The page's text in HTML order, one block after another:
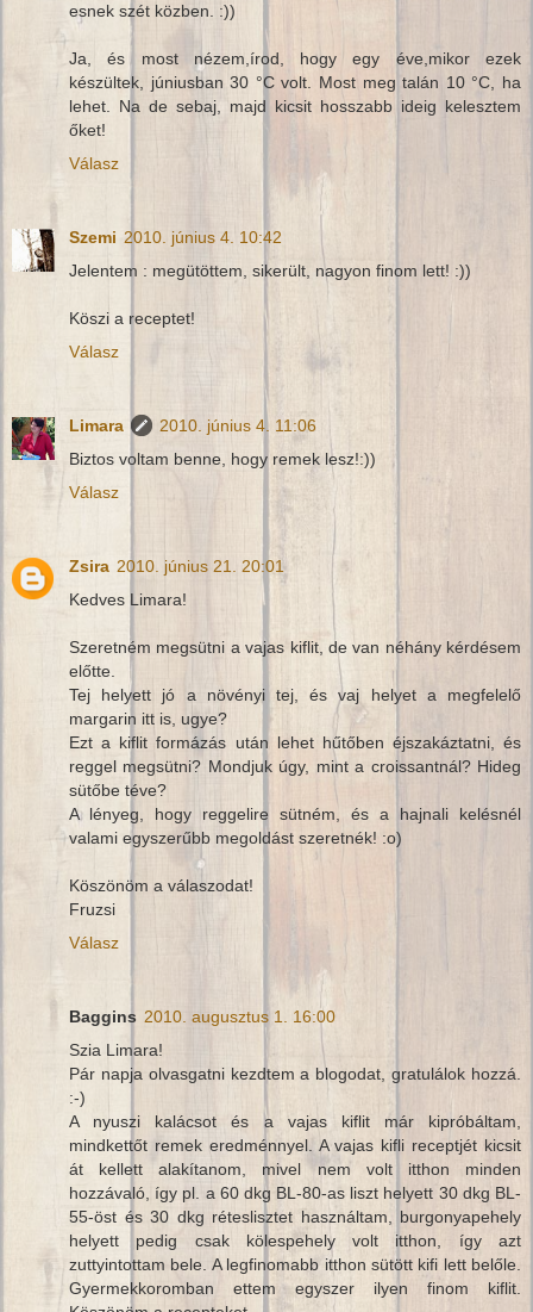
esnek szét közben. :))
Ja, és most nézem,írod, hogy egy éve,mikor ezek
készültek, júniusban 30 °C volt. Most meg talán 10 °C, ha
lehet. Na de sebaj, majd kicsit hosszabb ideig kelesztem
őket!
Válasz
Szemi 2010. június 4. 10:42
Jelentem : megütöttem, sikerült, nagyon finom lett! :))
Köszi a receptet!
Válasz
Limara
2010. június 4. 11:06
Biztos voltam benne, hogy remek lesz!:))
Válasz
Zsira 2010. június 21. 20:01
Kedves Limara!
Szeretném megsütni a vajas kiflit, de van néhány kérdésem
előtte.
Tej helyett jó a növényi tej, és vaj helyet a megfelelő
margarin itt is, ugye?
Ezt a kiflit formázás után lehet hűtőben éjszakáztatni, és
reggel megsütni? Mondjuk úgy, mint a croissantnál? Hideg
sütőbe téve?
A lényeg, hogy reggelire sütném, és a hajnali kelésnél
valami egyszerűbb megoldást szeretnék! :o)
Köszönöm a válaszodat!
Fruzsi
Válasz
Baggins 2010. augusztus 1. 16:00
Szia Limara!
Pár napja olvasgatni kezdtem a blogodat, gratulálok hozzá.
:-)
A nyuszi kalácsot és a vajas kiflit már kipróbáltam,
mindkettőt remek eredménnyel. A vajas kifli receptjét kicsit
át kellett alakítanom, mivel nem volt itthon minden
hozzávaló, így pl. a 60 dkg BL-80-as liszt helyett 30 dkg BL-
55-öst és 30 dkg réteslisztet használtam, burgonyapehely
helyett pedig csak kölespehely volt itthon, így azt
zuttyintottam bele. A legfinomabb itthon sütött kifi lett belőle.
Gyermekkoromban ettem egyszer ilyen finom kiflit.